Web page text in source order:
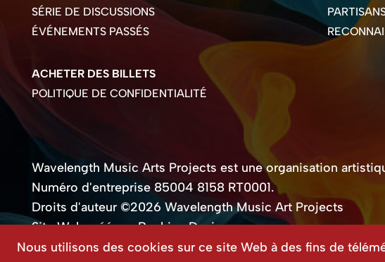
SÉRIE DE DISCUSSIONS
ÉVÉNEMENTS PASSÉS
ACHETER DES BILLETS
POLITIQUE DE CONFIDENTIALITÉ
Wavelength Music Arts Projects est une organisation
Numéro d'entreprise 85004 8158 RT0001.
Droits d'auteur ©2026 Wavelength Music Art Projects
Site Web créé par Beehive Design.
Nous utilisons des cookies sur ce site Web à des fins de